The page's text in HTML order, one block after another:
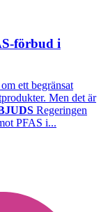
förbud i
ett begränsat
Men det är
Regeringen
PFAS i...